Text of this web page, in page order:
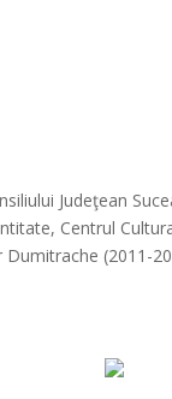
Judeţean
Centrul
Dumitrache (2011-